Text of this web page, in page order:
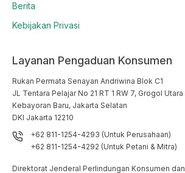
Berita
Kebijakan Privasi
Layanan Pengaduan Konsumen
Rukan Permata Senayan Andriwina Blok C1
JL Tentara Pelajar No 21 RT 1 RW 7, Grogol Utara
Kebayoran Baru, Jakarta Selatan
DKI Jakarta 12210
+62 811-1254-4293 (Untuk Perusahaan)
+62 811-1254-4292 (Untuk Petani & Mitra)
Direktorat Jenderal Perlindungan Konsumen